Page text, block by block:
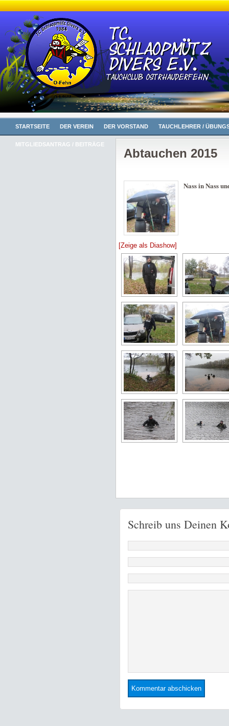
STARTSEITE DER VEREIN DER VORSTAND TAUCHLEHRER /
MITGLIEDSANTRAG / BEITRÄGE
Abtauchen 2015
Nass in Nass
[Zeige als Diashow]
Schreib uns Deinen